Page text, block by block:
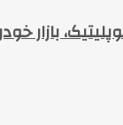
بازار